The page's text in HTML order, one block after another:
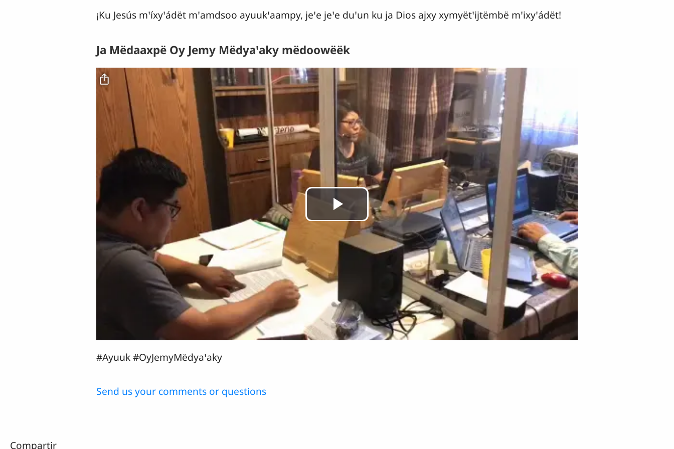
¡Ku Jesús mꞌíxyꞌádët mꞌamdsoo ayuukꞌaampy, jeꞌe jeꞌe duꞌun ku ja Dios ajxy xymyëtꞌijtëmbë mꞌixyꞌádët!
Archivo de vídeo
Reproducir
Vídeo
Ja Mëdaaxpë Oy Jemy Mëdyaꞌaky mëdoowëëk
#Ayuuk #OyJemyMëdyaꞌaky
Send us your comments or questions
Compartir